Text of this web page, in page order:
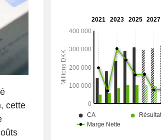
cette